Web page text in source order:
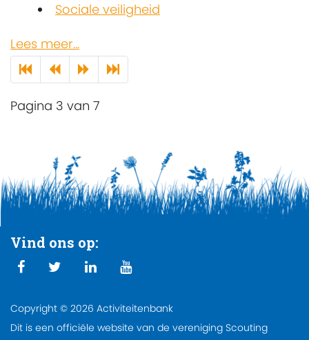
Sociale veiligheid
Lees meer...
Pagina 3 van 7
Vind ons op:
Copyright © 2026 Activiteitenbank
Dit is een officiële website van de vereniging Scouting